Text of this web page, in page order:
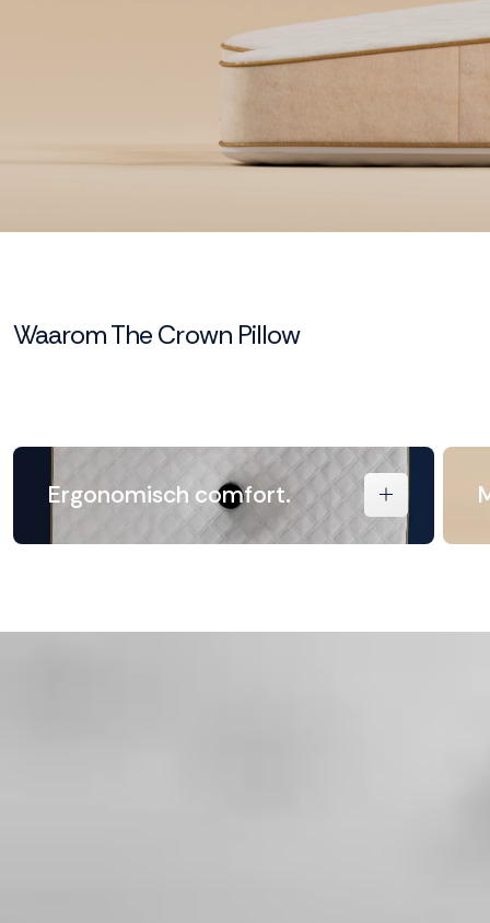
Waarom The Crown Pillow
Ergonomisch comfort.